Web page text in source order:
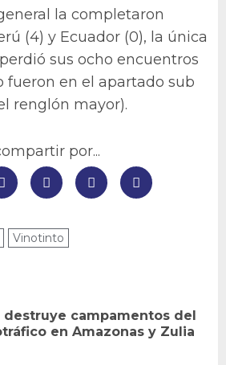
la completaron
(4) y Ecuador (0), la única
sus ocho encuentros
fueron en el apartado sub
renglón mayor).
por...
Vinotinto
destruye campamentos del
en Amazonas y Zulia